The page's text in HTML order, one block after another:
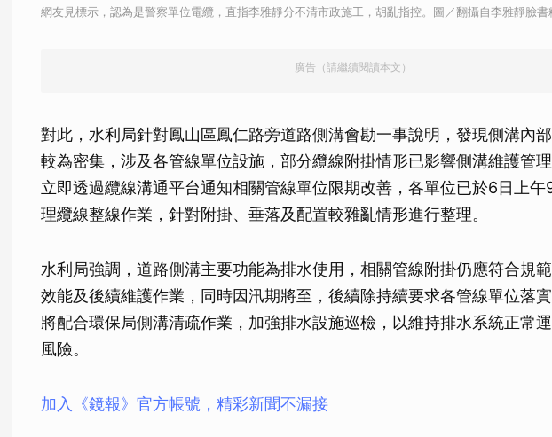
網友見標示，認為是警察單位電纜，直指李雅靜分不清市政施工，胡亂指控。圖／翻攝自李雅靜臉書
廣告（請繼續閱讀本文）
對此，水利局針對鳳山區鳳仁路旁道路側溝會勘一事說明，發現側溝內
較為密集，涉及各管線單位設施，部分纜線附掛情形已影響側溝維護管
立即透過纜線溝通平台通知相關管線單位限期改善，各單位已於6日上
理纜線整線作業，針對附掛、垂落及配置較雜亂情形進行整理。
水利局強調，道路側溝主要功能為排水使用，相關管線附掛仍應符合規
效能及後續維護作業，同時因汛期將至，後續除持續要求各管線單位落
將配合環保局側溝清疏作業，加強排水設施巡檢，以維持排水系統正常
風險。
加入《鏡報》官方帳號，精彩新聞不漏接